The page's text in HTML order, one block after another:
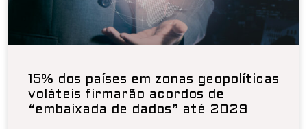
15% dos países em zonas geopolíticas
voláteis firmarão acordos de
“embaixada de dados” até 2029